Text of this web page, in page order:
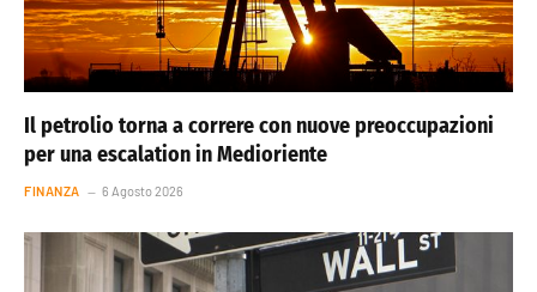
Il petrolio torna a correre con nuove preoccupazioni
per una escalation in Medioriente
FINANZA 6 Agosto 2026